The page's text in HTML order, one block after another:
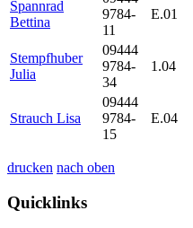
Spannrad
Bettina
9784-
11
E.01
Stempfhuber
Julia
09444
9784-
34
1.04
Strauch Lisa
09444
9784-
15
E.04
drucken nach oben
Quicklinks